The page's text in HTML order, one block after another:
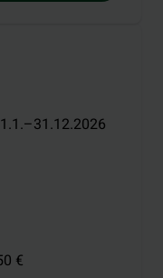
1.1.–31.12.2026
€